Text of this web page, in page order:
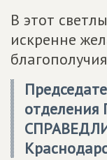
В этот
искренне
отделения